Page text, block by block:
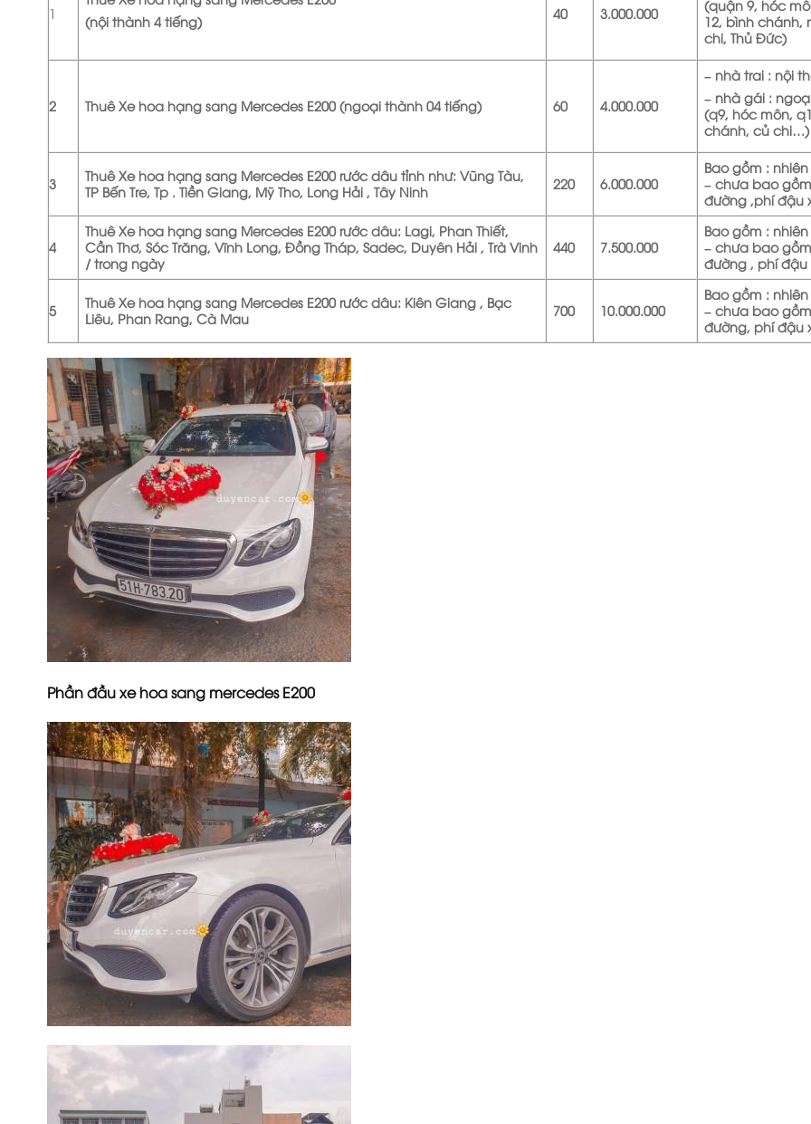
1
(nội thành 4 tiếng)
40 3.000.000
(quận 9, hóc
12, bình chánh,
chi, Thủ Đức)
2 Thuê Xe hoa hạng sang Mercedes E200 (ngoại thành 04 tiếng) 60 4.000.000
– nhà trai : nội
– nhà gái :
(q9, hóc môn,
chánh, củ chi…)
3
Thuê Xe hoa hạng sang Mercedes E200 rước dâu tỉnh như: Vũng Tàu,
TP Bến Tre, Tp . Tiền Giang, Mỹ Tho, Long Hải , Tây Ninh
220 6.000.000
Bao gồm :
– chưa bao
đường ,phí đậu
4
Thuê Xe hoa hạng sang Mercedes E200 rước dâu: Lagi, Phan Thiết,
Cần Thơ, Sóc Trăng, Vĩnh Long, Đồng Tháp, Sadec, Duyên Hải , Trà Vinh
/ trong ngày
440 7.500.000
Bao gồm :
– chưa bao
đường , phí đậu
5
Thuê Xe hoa hạng sang Mercedes E200 rước dâu: Kiên Giang , Bạc
Liêu, Phan Rang, Cà Mau
700 10.000.000
Bao gồm :
– chưa bao
đường, phí đậu
Phần đầu xe hoa sang mercedes E200